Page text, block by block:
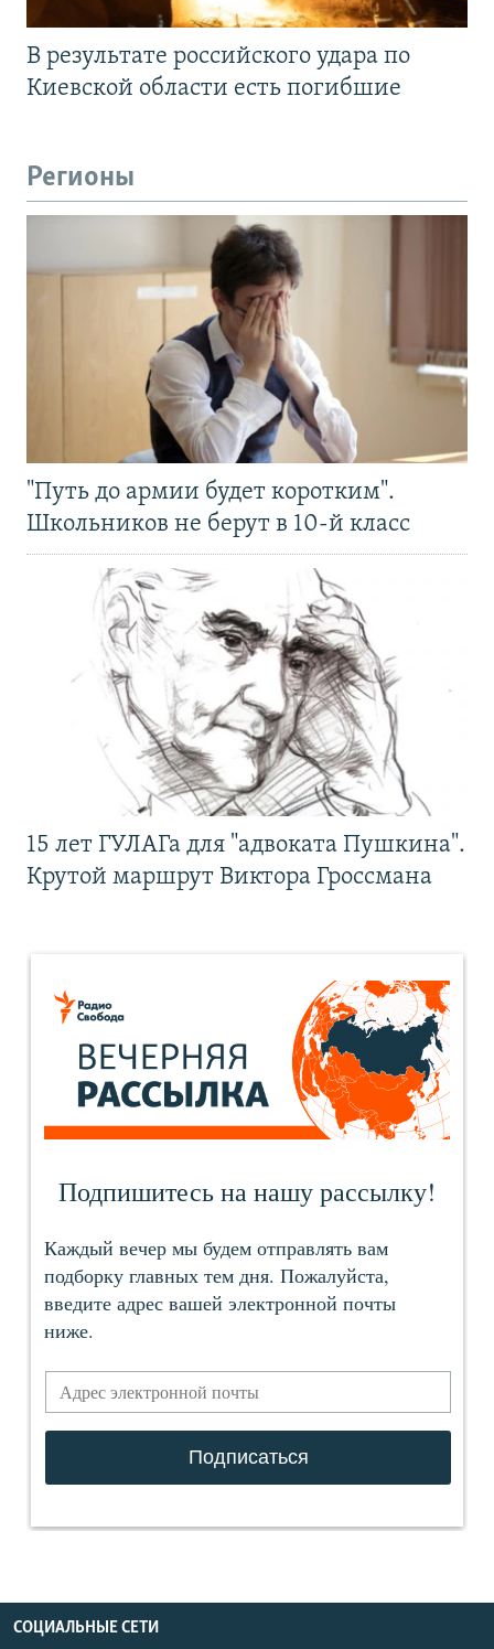
В результате российского удара по
Киевской области есть погибшие
Регионы
"Путь до армии будет коротким".
Школьников не берут в 10-й класс
15 лет ГУЛАГа для "адвоката Пушкина".
Крутой маршрут Виктора Гроссмана
СОЦИАЛЬНЫЕ СЕТИ